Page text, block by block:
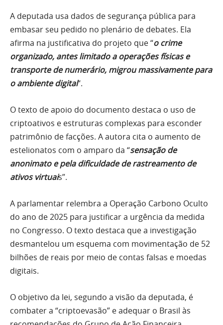
A deputada usa dados de segurança pública para
embasar seu pedido no plenário de debates. Ela
afirma na justificativa do projeto que “o crime
organizado, antes limitado a operações físicas e
transporte de numerário, migrou massivamente para
o ambiente digital“.
O texto de apoio do documento destaca o uso de
criptoativos e estruturas complexas para esconder
patrimônio de facções. A autora cita o aumento de
estelionatos com o amparo da “sensação de
anonimato e pela dificuldade de rastreamento de
ativos virtuais”.
A parlamentar relembra a Operação Carbono Oculto
do ano de 2025 para justificar a urgência da medida
no Congresso. O texto destaca que a investigação
desmantelou um esquema com movimentação de 52
bilhões de reais por meio de contas falsas e moedas
digitais.
O objetivo da lei, segundo a visão da deputada, é
combater a “criptoevasão” e adequar o Brasil às